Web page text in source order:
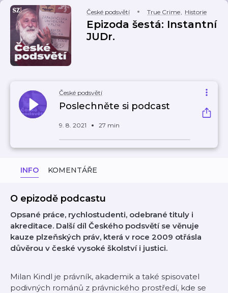
České podsvětí True Crime, Historie
Epizoda šestá: Instantní
JUDr.
České podsvětí
Poslechněte si podcast
9. 8. 2021 27 min
INFO KOMENTÁŘE
O epizodě podcastu
Opsané práce, rychlostudenti, odebrané tituly i
akreditace. Další díl Českého podsvětí se věnuje
kauze plzeňských práv, která v roce 2009 otřásla
důvěrou v české vysoké školství i justici.
Milan Kindl je právník, akademik a také spisovatel
podivných románů z právnického prostředí, kde se